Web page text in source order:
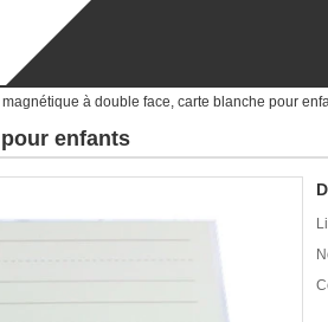
à double face, carte blanche pour
enfants